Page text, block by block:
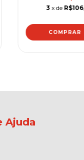
3 x de
Ajuda